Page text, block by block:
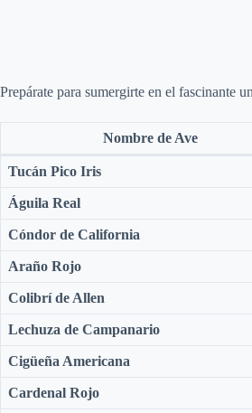
Prepárate para sumergirte en el fascinante
Nombre de Ave
Tucán Pico Iris
Águila Real
Cóndor de California
Araño Rojo
Colibrí de Allen
Lechuza de Campanario
Cigüeña Americana
Cardenal Rojo